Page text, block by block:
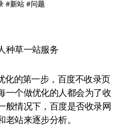
#新站 #问题
种草一站服务
化的第一步，百度不收录页
一个做优化的人都会为了收
般情况下，百度是否收录网
站来逐步分析。